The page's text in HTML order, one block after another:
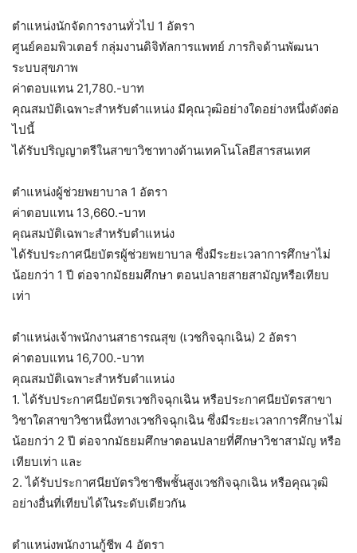
ตำแหน่งนักจัดการงานทั่วไป 1 อัตรา
ศูนย์คอมพิวเตอร์ กลุ่มงานดิจิทัลการแพทย์ ภารกิจด้านพัฒนา
ระบบสุขภาพ
ค่าตอบแทน 21,780.-บาท
คุณสมบัติเฉพาะสำหรับตำแหน่ง มีคุณวุฒิอย่างใดอย่างหนึ่งดังต่อ
ไปนี้
ได้รับปริญญาตรีในสาขาวิชาทางด้านเทคโนโลยีสารสนเทศ
ตำแหน่งผู้ช่วยพยาบาล 1 อัตรา
ค่าตอบแทน 13,660.-บาท
คุณสมบัติเฉพาะสำหรับตำแหน่ง
ได้รับประกาศนียบัตรผู้ช่วยพยาบาล ซึ่งมีระยะเวลาการศึกษาไม่
น้อยกว่า 1 ปี ต่อจากมัธยมศึกษา ตอนปลายสายสามัญหรือเทียบ
เท่า
ตำแหน่งเจ้าพนักงานสาธารณสุข (เวชกิจฉุกเฉิน) 2 อัตรา
ค่าตอบแทน 16,700.-บาท
คุณสมบัติเฉพาะสำหรับตำแหน่ง
1. ได้รับประกาศนียบัตรเวชกิจฉุกเฉิน หรือประกาศนียบัตรสาขา
วิชาใดสาขาวิชาหนึ่งทางเวชกิจฉุกเฉิน ซึ่งมีระยะเวลาการศึกษาไม่
น้อยกว่า 2 ปี ต่อจากมัธยมศึกษาตอนปลายที่ศึกษาวิชาสามัญ หรือ
เทียบเท่า และ
2. ได้รับประกาศนียบัตรวิชาชีพชั้นสูงเวชกิจฉุกเฉิน หรือคุณวุฒิ
อย่างอื่นที่เทียบได้ในระดับเดียวกัน
ตำแหน่งพนักงานกู้ชีพ 4 อัตรา